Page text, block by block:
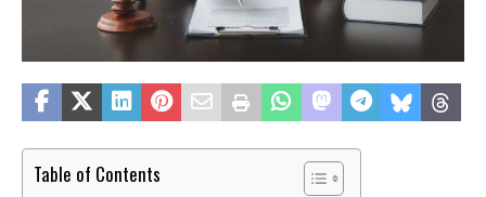
Table of Contents